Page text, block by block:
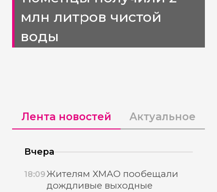
млн литров чистой
воды
Лента новостей Актуальное
Вчера
18:09Жителям ХМАО пообещали
дождливые выходные